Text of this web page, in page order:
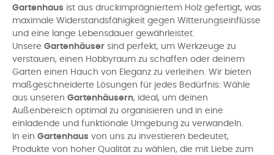
Gartenhaus ist aus druckimprägniertem Holz gefertigt, was
maximale Widerstandsfähigkeit gegen Witterungseinflüsse
und eine lange Lebensdauer gewährleistet.
Unsere Gartenhäuser sind perfekt, um Werkzeuge zu
verstauen, einen Hobbyraum zu schaffen oder deinem
Garten einen Hauch von Eleganz zu verleihen. Wir bieten
maßgeschneiderte Lösungen für jedes Bedürfnis: Wähle
aus unseren Gartenhäusern, ideal, um deinen
Außenbereich optimal zu organisieren und in eine
einladende und funktionale Umgebung zu verwandeln.
In ein Gartenhaus von uns zu investieren bedeutet,
Produkte von hoher Qualität zu wählen, die mit Liebe zum